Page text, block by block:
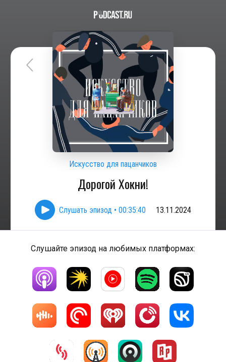
Искусство для пацанчиков
Дорогой Хокни!
Слушать эпизод • 00:35:40 13.11.2024
Слушайте эпизод на любимых платформах: